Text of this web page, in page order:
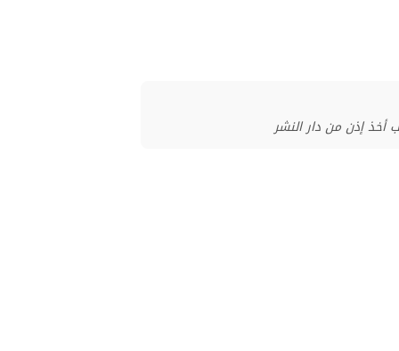
أخذ إذن من دار النشر